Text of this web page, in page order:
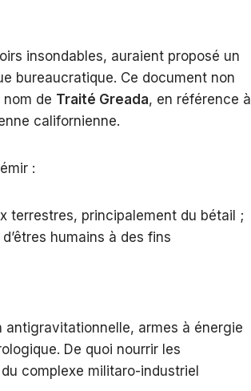
insondables, auraient proposé un
bureaucratique. Ce document non
de Traité Greada, en référence à
californienne.
:
terrestres, principalement du bétail ;
humains à des fins
antigravitationnelle, armes à énergie
De quoi nourrir les
complexe militaro-industriel